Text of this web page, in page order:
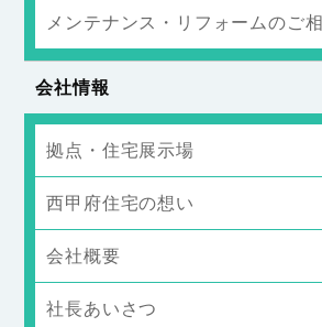
メンテナンス・リフォームのご
会社情報
拠点・住宅展示場
西甲府住宅の想い
会社概要
社長あいさつ